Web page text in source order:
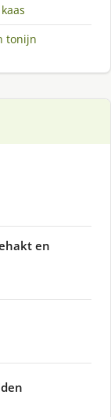
tonijn
en